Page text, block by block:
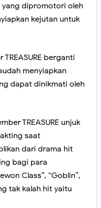
yang dipromotori oleh
kejutan untuk
berganti
menyiapkan
dapat dinikmati oleh
TREASURE unjuk
saat
dari drama hit
bagi para
Class”, “Goblin”,
tak kalah hit yaitu